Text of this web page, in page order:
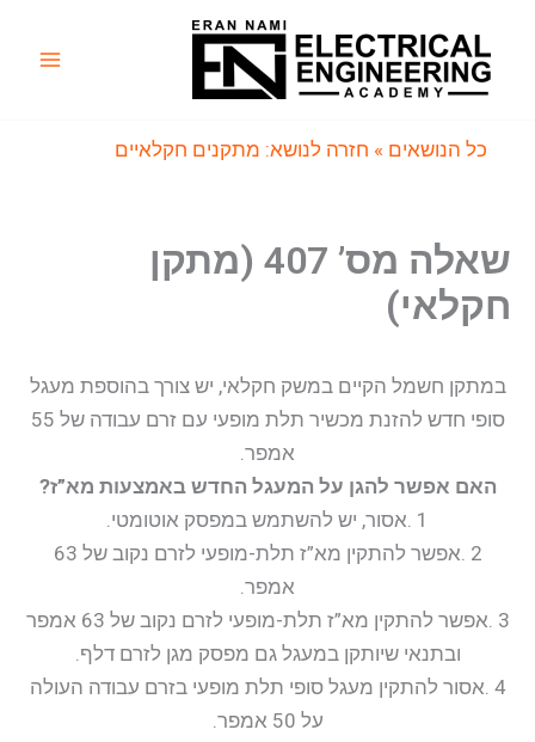
כל הנושאים » חזרה לנושא: מתקנים חקלאיים
שאלה מס’ 407 (מתקן
חקלאי)
במתקן חשמל הקיים במשק חקלאי, יש צורך בהוספת מעגל
סופי חדש להזנת מכשיר תלת מופעי עם זרם עבודה של 55
אמפר.
האם אפשר להגן על המעגל החדש באמצעות מא”ז?
1 .אסור, יש להשתמש במפסק אוטומטי.
2 .אפשר להתקין מא”ז תלת-מופעי לזרם נקוב של 63
אמפר.
3 .אפשר להתקין מא”ז תלת-מופעי לזרם נקוב של 63 אמפר
ובתנאי שיותקן במעגל גם מפסק מגן לזרם דלף.
4 .אסור להתקין מעגל סופי תלת מופעי בזרם עבודה העולה
על 50 אמפר.